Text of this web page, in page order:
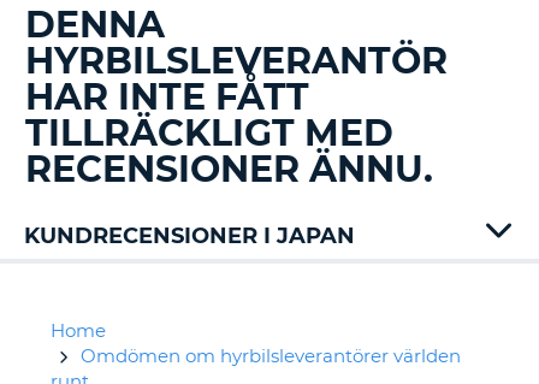
DENNA
HYRBILSLEVERANTÖR
HAR INTE FÅTT
TILLRÄCKLIGT MED
RECENSIONER ÄNNU.
KUNDRECENSIONER I JAPAN
Nissan
Home
Omdömen om hyrbilsleverantörer världen